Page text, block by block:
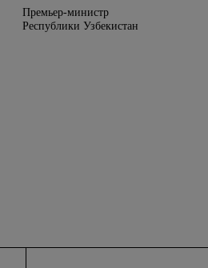
Премьер-министр
Республики